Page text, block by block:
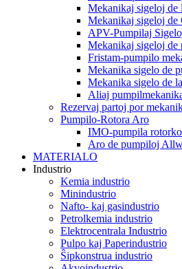
Mekanikaj sigeloj
Mekanikaj sigeloj de
APV-Pumpilaj
Mekanikaj sigeloj
Fristam-pumpilo
Mekanika sigelo de
Mekanika sigelo de
Aliaj
Rezervaj partoj por
Pumpilo-Rotora Aro
IMO-pumpila
Aro de pumpiloj
MATERIALO
Industrio
Kemia industrio
Minindustrio
Nafto- kaj gasindustrio
Petrolkemia industrio
Elektrocentrala Industrio
Pulpo kaj Paperindustrio
Ŝipkonstrua industrio